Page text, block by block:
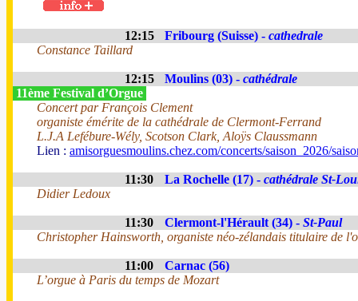
12:15 Fribourg (Suisse) - cathedrale
Constance Taillard
12:15 Moulins (03) - cathédrale
11ème Festival d’Orgue
Concert par François Clement
organiste émérite de la cathédrale de Clermont-Ferrand
L.J.A Lefébure-Wély, Scotson Clark, Aloÿs Claussmann
Lien : amisorguesmoulins.chez.com/concerts/saison_2026/
11:30 La Rochelle (17) - cathédrale St-
Didier Ledoux
11:30 Clermont-l'Hérault (34) - St-Paul
Christopher Hainsworth, organiste néo-zélandais titulaire de
11:00
Carnac (56)
L’orgue à Paris du temps de Mozart